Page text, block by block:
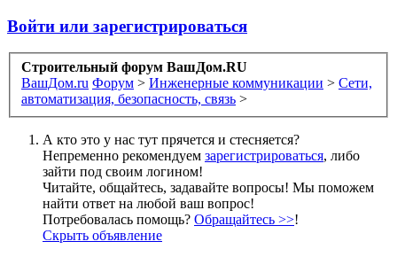
Войти или зарегистрироваться
Строительный форум ВашДом.RU
ВашДом.ru Форум > Инженерные коммуникации > Сети,
автоматизация, безопасность, связь >
А кто это у нас тут прячется и стесняется?
Непременно рекомендуем зарегистрироваться, либо
зайти под своим логином!
Читайте, общайтесь, задавайте вопросы! Мы поможем
найти ответ на любой ваш вопрос!
Потребовалась помощь? Обращайтесь >>!
Скрыть объявление